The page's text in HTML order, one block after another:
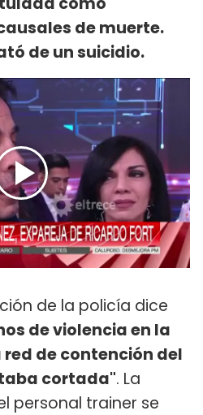
de muerte.
de un suicidio.
de la policía dice
de violencia en la
red de contención del
cortada". La
personal trainer se